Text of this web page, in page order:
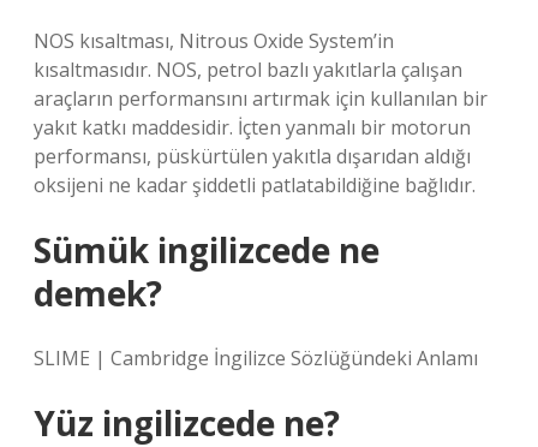
NOS kısaltması, Nitrous Oxide System’in
kısaltmasıdır. NOS, petrol bazlı yakıtlarla çalışan
araçların performansını artırmak için kullanılan bir
yakıt katkı maddesidir. İçten yanmalı bir motorun
performansı, püskürtülen yakıtla dışarıdan aldığı
oksijeni ne kadar şiddetli patlatabildiğine bağlıdır.
Sümük ingilizcede ne
demek?
SLIME | Cambridge İngilizce Sözlüğündeki Anlamı
Yüz ingilizcede ne?